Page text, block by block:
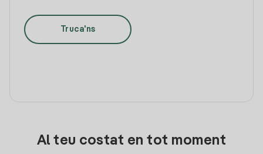
Truca'ns
Al teu costat en tot moment